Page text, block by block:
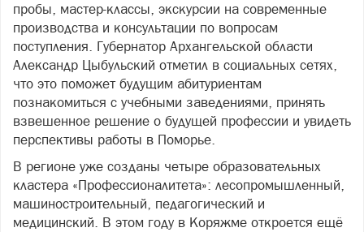
пробы, мастер-классы, экскурсии на современные
производства и консультации по вопросам
поступления. Губернатор Архангельской области
Александр Цыбульский отметил в социальных сетях,
что это поможет будущим абитуриентам
познакомиться с учебными заведениями, принять
взвешенное решение о будущей профессии и увидеть
перспективы работы в Поморье.
В регионе уже созданы четыре образовательных
кластера «Профессионалитета»: лесопромышленный,
машиностроительный, педагогический и
медицинский. В этом году в Коряжме откроется ещё